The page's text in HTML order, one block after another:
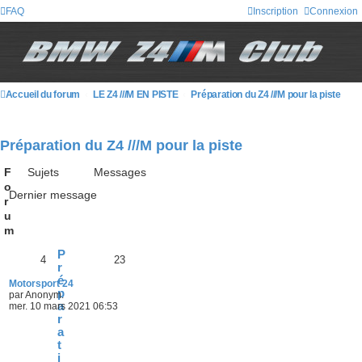
FAQ Connexion
Inscription
Accueil du forum LE Z4 ///M EN PISTE Préparation du Z4 ///M pour la piste
Préparation du Z4 ///M pour la piste
F
o
r
u
m
Sujets
Messages
Dernier message
P
r
é
p
a
r
a
t
i
4 23
Motorsport 24
par Anonym.
mer. 10 mars 2021 06:53